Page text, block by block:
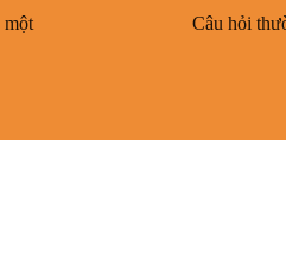
một
Câu hỏi